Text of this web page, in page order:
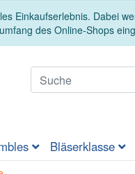
Einkaufserlebnis. Dabei
des Online-Shops
Bläserklasse